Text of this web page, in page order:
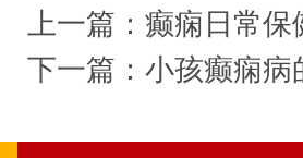
上一篇： 癫痫日常保
下一篇： 小孩癫痫病